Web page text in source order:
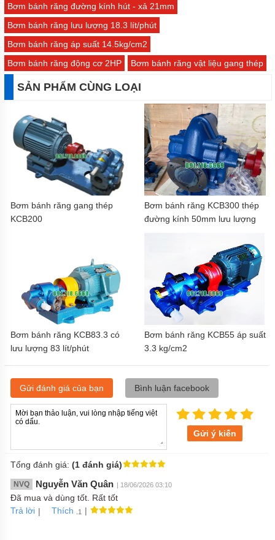
Bơm bánh răng đường kính hút - xả 21mm
Bơm bánh răng lưu lượng 18.3 lít/phút
Bơm bánh răng áp suất 14.5kg/cm2
Bơm bánh răng động cơ 2HP
Bơm bánh răng vật liệu gang thép
SẢN PHẨM CÙNG LOẠI
Bơm bánh răng gang thép
KCB200
Bơm bánh răng KCB300 thép
đường kính 50mm lưu lượng
Bơm bánh răng KCB83.3 có
lưu lượng 83 lít/phút
Bơm bánh răng KCB55 áp suất
3.3 kg/cm2
Gửi đánh giá của bạn Bình luận facebook
Gửi ý kiến
Tổng đánh giá: (1 đánh giá)
NVQ Nguyễn Văn Quân | 18/06/2026 03:10
Đã mua và dùng tốt. Rất tốt
Trả lời | Thích .1 |